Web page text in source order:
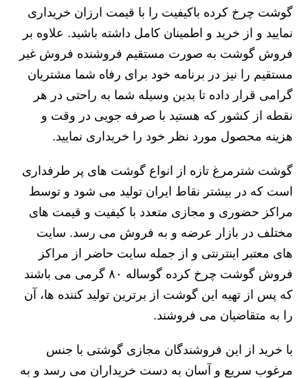
گوشت چرخ کرده باکیفیت را با قیمت ارزان خریداری
نمایید و از خرید و اطمینان کامل داشته باشید. علاوه بر
فروش گوشت به صورت مستقیم فروشنده فروش غیر
مستقیم را نیز در برنامه خود برای رفاه شما مشتریان
گرامی قرار داده تا بدین وسیله شما به راحتی در هر
نقطه از کشور که هستید با صرفه جویی در وقت و
هزینه محصول مورد نظر خود را خریداری نمایید.
گوشت شترمرغ تازه از انواع گوشت های پر طرفداری
است که در بیشتر نقاط ایران تولید می شود و توسط
مراکز حضوری و مجازی متعدد با کیفیت و قیمت های
مختلف در بازار عرضه و به فروش می رسد. سایت
های معتبر اینترنتی و از جمله سایت حاضر از مراکز
فروش گوشت چرخ کرده گوساله ۸۰ گرمی می باشند
که پس از تهیه این گوشت از برترین تولید کننده ها، آن
را به متقاضیان می فروشند.
با خرید از این فروشندگان مجازی گوشتی با جنس
مرغوب سریع و آسان به دست خریداران می رسد و به